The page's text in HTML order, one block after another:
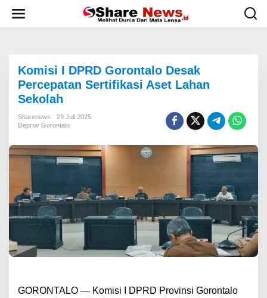
w
Komisi I DPRD Gorontalo Desak
Percepatan Sertifikasi Aset Lahan
Sekolah
Sharenews
29 Juli 2025
Deprov Gorontalo
GORONTALO — Komisi I DPRD Provinsi Gorontalo